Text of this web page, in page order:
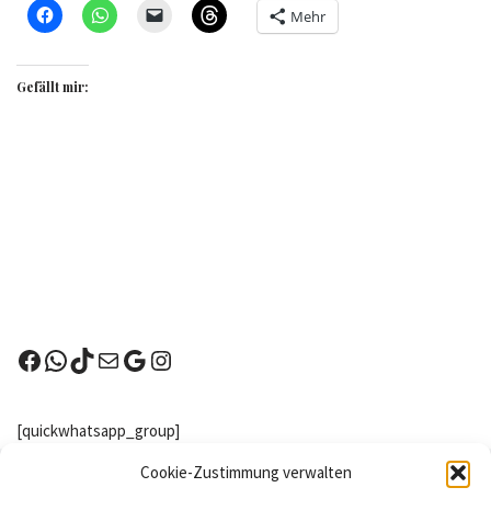
Cookie-Zustimmung verwalten
Mehr
Gefällt mir:
[quickwhatsapp_group]
Nachster Wettkampf